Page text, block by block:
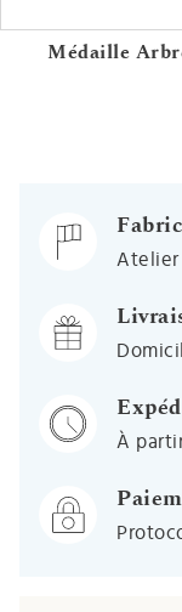
Médaille
Atelier
À